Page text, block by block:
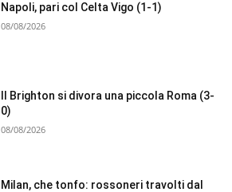
Napoli, pari col Celta Vigo (1-1)
08/08/2026
Il Brighton si divora una piccola Roma (3-
0)
08/08/2026
Milan, che tonfo: rossoneri travolti dal